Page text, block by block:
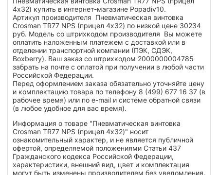
4х32) купить в интернет-магазине Popadiv10.
Артикул производителя Пневматическая винтовка
Crosman TR77 NPS (прицел 4х32) по низкой цене 30234
руб. Модель со штрихкодом производителя Вы можете
оплатить наложенным платежем с доставкой или в
отделении транспортной компании (ПЭК, СДЭК,
Boxberry). Ваш заказ со штрихкодом 2000000004785
забрать на почте с оплатой при получении в любой части
Российской Федерации.
Перед оформлением заказа обязательно уточняйте цену
и комплектацию товара по телефону 8 (499) 677 16 37 (в
рабочее время) или по e-mail и системе обратной связи
(в любое удобное для вас время).
Информация о товаре "Пневматическая винтовка
Crosman TR77 NPS (прицел 4х32)" носит
ознакомительный характер, и не является публичной
офертой, определяемой положениями Статьи 437
Гражданского кодекса Российской Федерации,
характеристики, внешний вид, цвет и комплектация
могут быть изменены производителем без уведомления.